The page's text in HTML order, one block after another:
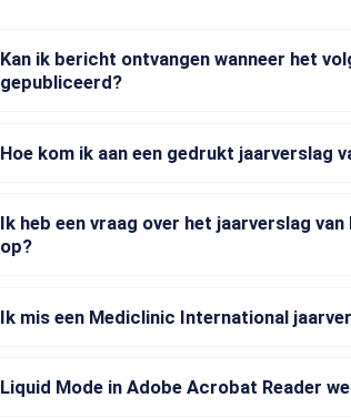
Kan ik bericht ontvangen wanneer het
gepubliceerd?
Hoe kom ik aan een gedrukt jaarverslag
Ik heb een vraag over het jaarverslag
op?
Ik mis een Mediclinic International
Liquid Mode in Adobe Acrobat Reader